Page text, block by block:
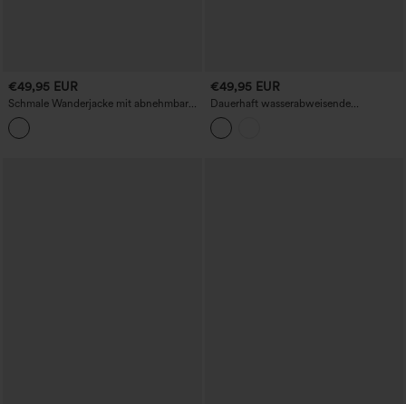
€49,95 EUR
Schmale Wanderjacke mit abnehmbarer
Kapuze, Daumenlöchern und
Rüschensaum
€49,95 EUR
Dauerhaft wasserabweisende
Trainingsjacke mit Stehkragen, langen
Ärmeln, Reißverschluss und Taschen.